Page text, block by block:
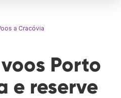
a Cracóvia
Porto
e reserve